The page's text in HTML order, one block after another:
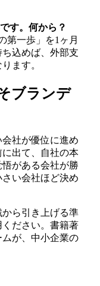
す。何から？
第一歩」を1ヶ月
込めば、外部支
ます。
ブランデ
社が優位に進め
出て、自社の本
がある会社が勝
い会社ほど決め
ら引き上げる準
ください。書籍著
が、中小企業の